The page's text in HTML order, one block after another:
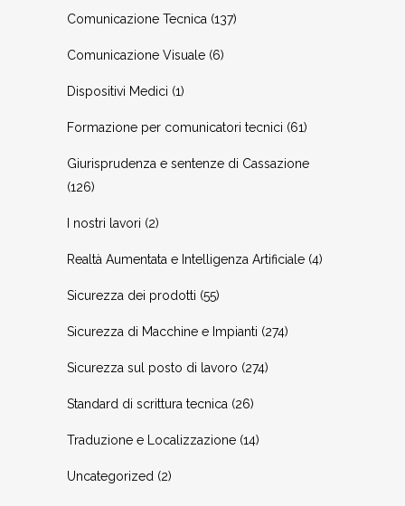
Comunicazione Tecnica (137)
Comunicazione Visuale (6)
Dispositivi Medici (1)
Formazione per comunicatori tecnici (61)
Giurisprudenza e sentenze di Cassazione
(126)
I nostri lavori (2)
Realtà Aumentata e Intelligenza Artificiale (4)
Sicurezza dei prodotti (55)
Sicurezza di Macchine e Impianti (274)
Sicurezza sul posto di lavoro (274)
Standard di scrittura tecnica (26)
Traduzione e Localizzazione (14)
Uncategorized (2)